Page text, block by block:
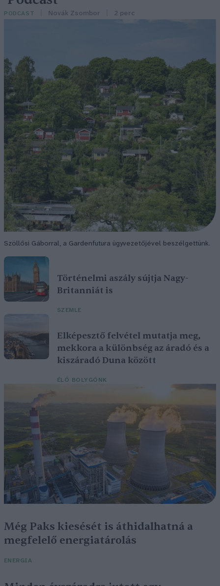
PODCAST Novák Zsombor 2 perc
Szöllősi Gáborral, a Gardenfutura ügyvezetőjével beszélgettünk.
Történelmi aszály sújtja Nagy-
Britanniát is
SZEMLE
Elképesztő felvétel mutatja meg,
mekkora a különbség az áradó és a
kiszáradó Duna között
ÉLŐ BOLYGÓNK
Még Paks kiesését is áthidalhatná a
megfelelő energiatárolás
ENERGIA